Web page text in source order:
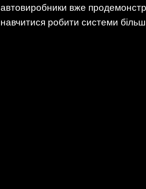
автовиробники вже
навчитися робити системи